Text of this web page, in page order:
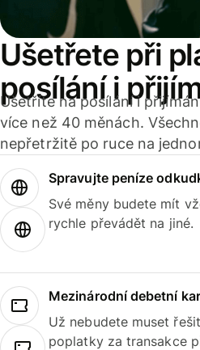
Ušetřete při
posílání i
Ušetříte na posílání i
více než 40 měnách.
nepřetržitě po ruce na
Spravujte peníze
Své měny budete mít
rychle převádět na jiné.
Mezinárodní debetní
Už nebudete muset
poplatky za transakce